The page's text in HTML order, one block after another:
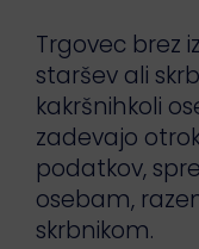
Trgovec brez
staršev ali
kakršnihkoli
zadevajo
podatkov,
osebam,
skrbnikom.